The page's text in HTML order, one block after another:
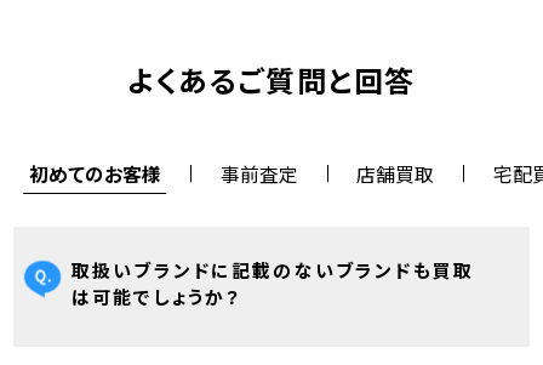
よくあるご質問と回答
初めてのお客様 事前査定 店舗買取 宅配
取扱いブランドに記載のないブランドも買取
は可能でしょうか？